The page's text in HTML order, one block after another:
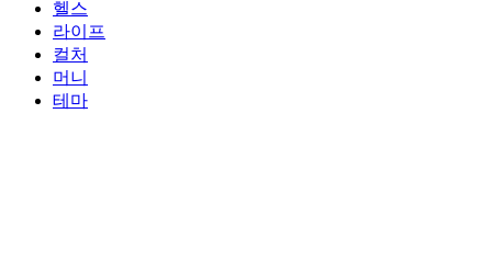
헬스
라이프
컬처
머니
테마